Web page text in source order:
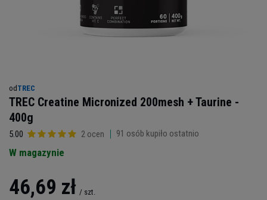
od TREC
TREC Creatine Micronized 200mesh + Taurine -
400g
5.00 2 ocen 91 osób kupiło ostatnio
W magazynie
46,69 zł / szt.